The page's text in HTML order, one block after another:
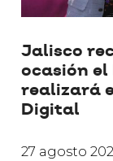
Jalisco
ocasión el
realizará
Digital
27 agosto